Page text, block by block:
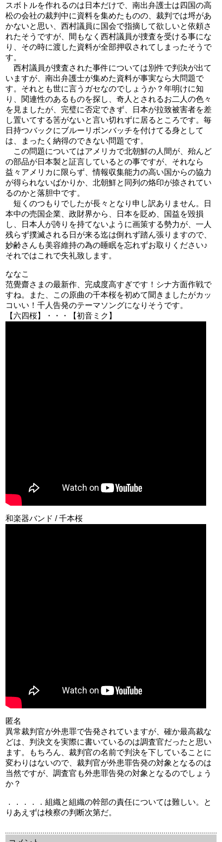
スボトルを作れるのは日本だけで、南出弁護士は四国の高
松の会社の裁判中に資料を集めたものの、裁判では埒があ
かないと思い、西村議員に国会で指摘して欲しいと依頼さ
れたそうですが、間もなく西村議員が捜査を受ける事にな
り、その時に渡した資料が全部押収されてしまったそうで
す。
西村議員が捜査された事件については別件で判決が出て
いますが、南出弁護士が集めた資料が事実なら大問題で
す。それとも世に言うガセなのでしょうか？年明けに知
り、関連性のあるものを探し、奇人とされるお二人の色々
を見ましたが、完璧に否定できず、日本が拉致被害者を差
し置いてする筈がないと言い切れずに居るところです。毎
日持つバックにブルーリボンバッチを付けてる身として
は、まったく納得のできない問題です。
この問題についてはアメリカで北朝鮮の人間が、殆んど
の部品が日本製と証言しているとの事ですが、それなら
益々アメリカに限らず、情報収集能力の高い国からの協力
が得られないばかりか、北朝鮮と同列の烙印が捺されてい
るのかと落胆中です。
短くのつもりでしたが長々となり申し訳ありません。日
本中の売国企業、政財界から、日本を貶め、国益を毀損
し、日本人が誇りを持てないように画策する勢力が、一人
残らず撲滅される日が来る迄は倒れず踏ん張りますので、
妙齢さんも美容維持の為の睡眠を忘れずお取りください♪
それではこれで失礼致します。
ななこ
范覺齋さまの最新作、完成度高すぎです！シナ方面作戦で
すね。また、この原曲の千本桜を初めて聞きましたがカッ
コいい！千人告発のテーマソングになりそうです。
【六四桜】・・・【初音ミク】
和楽器バンド / 千本桜
匿名
異常裁判官が外患罪で告発されていますが、確か最高裁な
どは、判決文を実際に書いているのは調査官だったと思い
ます。もちろん、裁判官の名前で判決を下していることに
変わりはないので、裁判官が外患罪告発の対象となるのは
当然ですが、調査官も外患罪告発の対象となるのでしょう
か？
．．．．．組織と組織の幹部の責任については難しい。と
りあえずは検察の判断次第だ。